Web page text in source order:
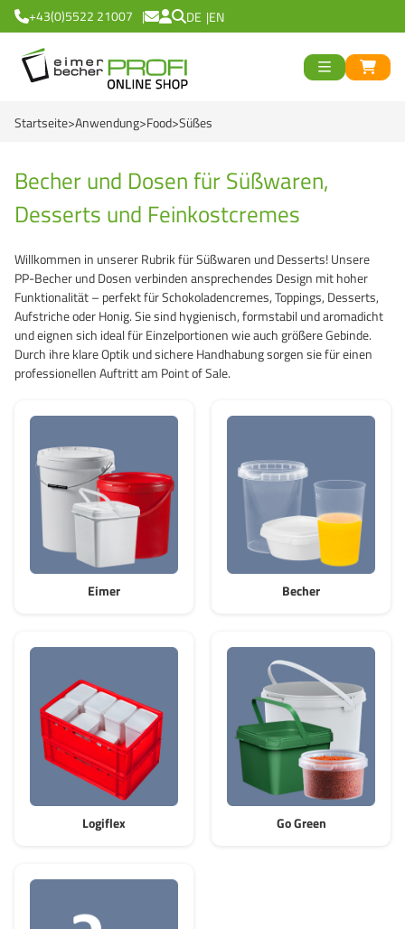
+43(0)5522 21007 DE EN
Startseite Anwendung Food Süßes
Becher und Dosen für Süßwaren,
Desserts und Feinkostcremes
Willkommen in unserer Rubrik für Süßwaren und Desserts! Unsere
PP-Becher und Dosen verbinden ansprechendes Design mit hoher
Funktionalität – perfekt für Schokoladencremes, Toppings, Desserts,
Aufstriche oder Honig. Sie sind hygienisch, formstabil und aromadicht
und eignen sich ideal für Einzelportionen wie auch größere Gebinde.
Durch ihre klare Optik und sichere Handhabung sorgen sie für einen
professionellen Auftritt am Point of Sale.
Eimer Becher
Logiflex Go Green
Red Line
Blue Line
Recycling Eimer
White Line
Für Tiefkühlung
NatureBased 50+
>
E2-Euronorm
>
NatureBased 50+
Mehrweg
GrassBased Eimer
> <
Zurück
Eimer
Becher